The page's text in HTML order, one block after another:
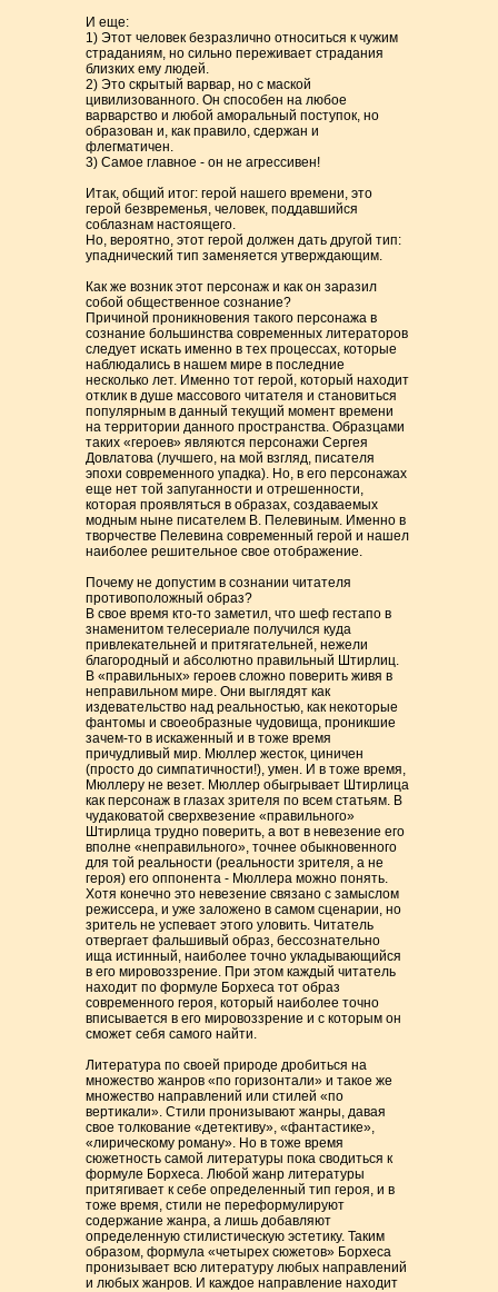
И еще:
1) Этот человек безразлично относиться к чужим
страданиям, но сильно переживает страдания
близких ему людей.
2) Это скрытый варвар, но с маской
цивилизованного. Он способен на любое
варварство и любой аморальный поступок, но
образован и, как правило, сдержан и
флегматичен.
3) Самое главное - он не агрессивен!
Итак, общий итог: герой нашего времени, это
герой безвременья, человек, поддавшийся
соблазнам настоящего.
Но, вероятно, этот герой должен дать другой тип:
упаднический тип заменяется утверждающим.
Как же возник этот персонаж и как он заразил
собой общественное сознание?
Причиной проникновения такого персонажа в
сознание большинства современных литераторов
следует искать именно в тех процессах, которые
наблюдались в нашем мире в последние
несколько лет. Именно тот герой, который находит
отклик в душе массового читателя и становиться
популярным в данный текущий момент времени
на территории данного пространства. Образцами
таких «героев» являются персонажи Сергея
Довлатова (лучшего, на мой взгляд, писателя
эпохи современного упадка). Но, в его персонажах
еще нет той запуганности и отрешенности,
которая проявляться в образах, создаваемых
модным ныне писателем В. Пелевиным. Именно в
творчестве Пелевина современный герой и нашел
наиболее решительное свое отображение.
Почему не допустим в сознании читателя
противоположный образ?
В свое время кто-то заметил, что шеф гестапо в
знаменитом телесериале получился куда
привлекательней и притягательней, нежели
благородный и абсолютно правильный Штирлиц.
В «правильных» героев сложно поверить живя в
неправильном мире. Они выглядят как
издевательство над реальностью, как некоторые
фантомы и своеобразные чудовища, проникшие
зачем-то в искаженный и в тоже время
причудливый мир. Мюллер жесток, циничен
(просто до симпатичности!), умен. И в тоже время,
Мюллеру не везет. Мюллер обыгрывает Штирлица
как персонаж в глазах зрителя по всем статьям. В
чудаковатой сверхвезение «правильного»
Штирлица трудно поверить, а вот в невезение его
вполне «неправильного», точнее обыкновенного
для той реальности (реальности зрителя, а не
героя) его оппонента - Мюллера можно понять.
Хотя конечно это невезение связано с замыслом
режиссера, и уже заложено в самом сценарии, но
зритель не успевает этого уловить. Читатель
отвергает фальшивый образ, бессознательно
ища истинный, наиболее точно укладывающийся
в его мировоззрение. При этом каждый читатель
находит по формуле Борхеса тот образ
современного героя, который наиболее точно
вписывается в его мировоззрение и с которым он
сможет себя самого найти.
Литература по своей природе дробиться на
множество жанров «по горизонтали» и такое же
множество направлений или стилей «по
вертикали». Стили пронизывают жанры, давая
свое толкование «детективу», «фантастике»,
«лирическому роману». Но в тоже время
сюжетность самой литературы пока сводиться к
формуле Борхеса. Любой жанр литературы
притягивает к себе определенный тип героя, и в
тоже время, стили не переформулируют
содержание жанра, а лишь добавляют
определенную стилистическую эстетику. Таким
образом, формула «четырех сюжетов» Борхеса
пронизывает всю литературу любых направлений
и любых жанров. И каждое направление находит